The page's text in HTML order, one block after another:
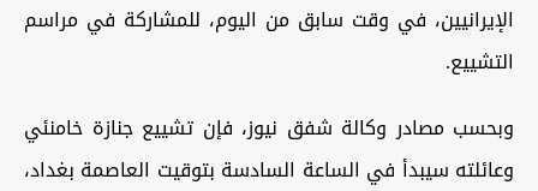
الإيرانيين، في وقت سابق من اليوم، للمشاركة في مراسم
التشييع.
وبحسب مصادر وكالة شفق نيوز، فإن تشييع جنازة خامنئي
وعائلته سيبدأ في الساعة السادسة بتوقيت العاصمة بغداد،